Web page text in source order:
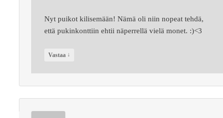
Nyt puikot kilisemään! Nämä oli niin nopeat tehdä,
että pukinkonttiin ehtii näperrellä vielä monet. :)<3
Vastaa ↓